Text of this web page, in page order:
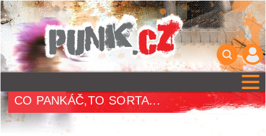
CO PANKÁČ,TO SORTA...